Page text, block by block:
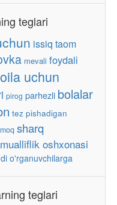
teglari
issiq taom
mevali foydali
oila uchun
pirog parhezli bolalar
tez pishadigan
sharq
mualliflik oshxonasi
o'rganuvchilarga
teglari